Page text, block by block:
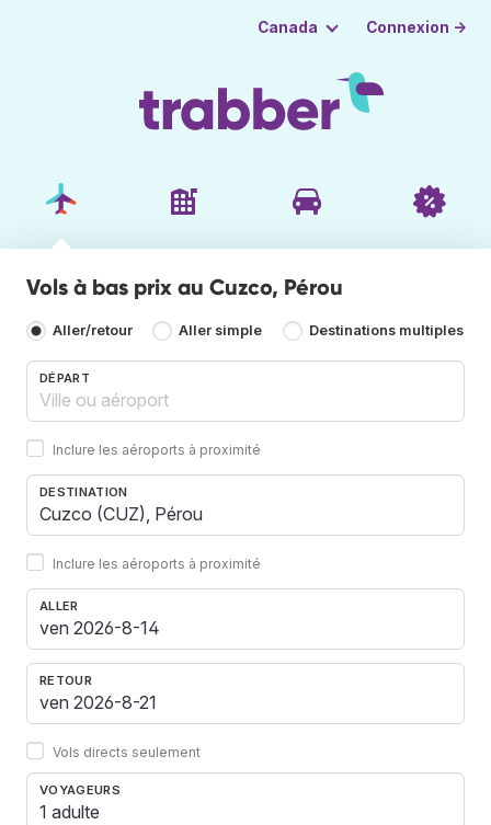
Canada Connexion →
Vols à bas prix au Cuzco, Pérou
Aller/retour Aller simple Destinations multiples
DÉPART
Inclure les aéroports à proximité
DESTINATION
Inclure les aéroports à proximité
ALLER
RETOUR
Vols directs seulement
VOYAGEURS
1 adulte